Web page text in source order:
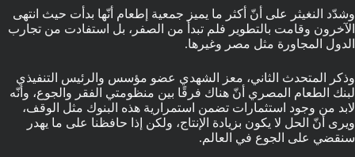
وشدّد النغيثر على أنّ أكثر ما يميز جمعية إطعام أنّها بدأت حيث انتهى
الآخرون وقامت بالتطوير فلم تبدأ من الصفر، بل استفادت من تجارب
الدول المجاورة مثل مصر وغيرها.
وذكر المتحدث الثاني، معز الشهدي عضو مؤسس والرئيس التنفيذي
لبنك الطعام المصري أنّ هناك فرقًا بين منظومتي الفقر والجوع، وأنّه
لابد من وجود استثمارات تضمن استمرارية هذه البنوك مثل الوقف،
ويرى أنّ الحل لا يكون بزيادة الإنتاج، ولكن إذا حافظنا على ما يهدر
سنقضي على الجوع في العالم.